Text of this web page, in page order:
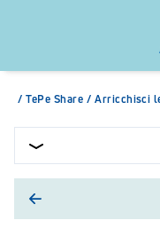
/ TePe Share / Arricchisci